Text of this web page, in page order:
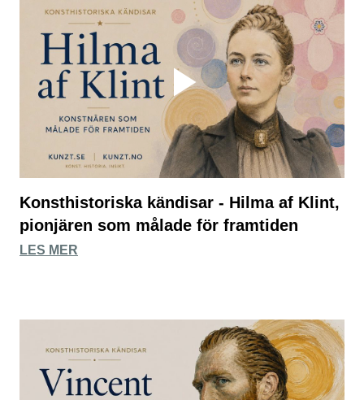
Konsthistoriska kändisar - Hilma af Klint,
pionjären som målade för framtiden
LES MER